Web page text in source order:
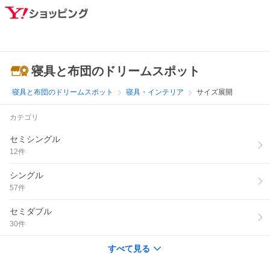
寝具と布団のドリームスポット
寝具と布団のドリームスポット 寝具・インテリア サイズ展開
カテゴリ
セミシングル
12件
シングル
57件
セミダブル
30件
すべて見る